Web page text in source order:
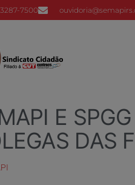
3287-7500
E
DAS